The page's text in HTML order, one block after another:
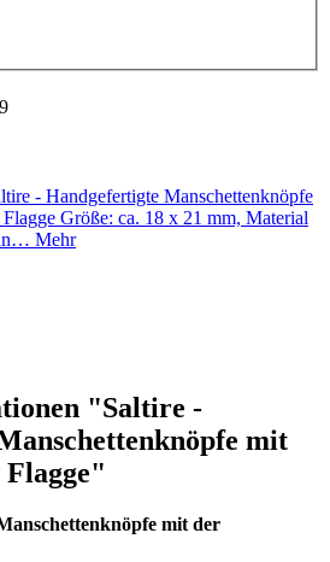
- Handgefertigte Manschettenknöpfe
Größe: ca. 18 x 21 mm, Material
Mehr
"Saltire -
mit
Flagge"
mit der